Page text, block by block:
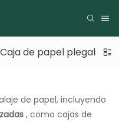
Caja de papel plegable
de papel, incluyendo
, como cajas de